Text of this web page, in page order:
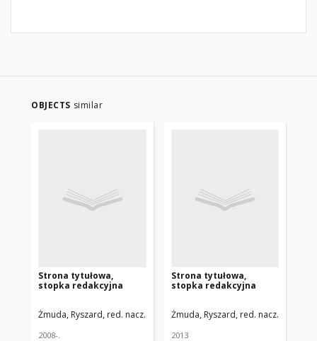
OBJECTS similar
Strona tytułowa,
stopka redakcyjna
Żmuda, Ryszard, red. nacz. Uniwersytet Medyczny w Łodzi
2008-.
Strona tytułowa,
stopka redakcyjna
Żmuda, Ryszard, red. nacz.
2013